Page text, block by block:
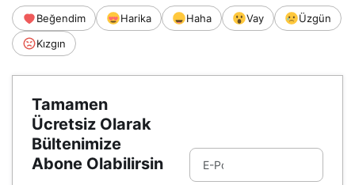
Beğendim Harika Haha Vay
Üzgün
Kızgın
Tamamen
Ücretsiz Olarak
Bültenimize
Abone Olabilirsin